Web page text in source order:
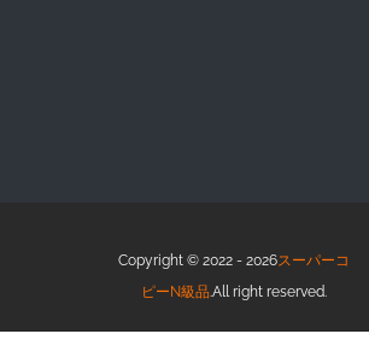
Copyright © 2022 - 2026スーパーコ
ピーN級品.All right reserved.